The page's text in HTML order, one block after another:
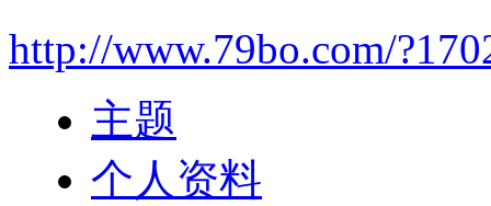
http://www.79bo.com/
主题
个人资料